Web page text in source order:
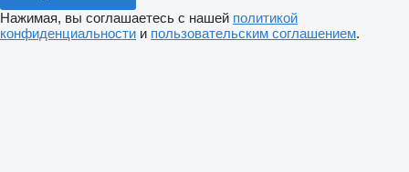
Нажимая, вы соглашаетесь с нашей политикой
конфиденциальности и пользовательским соглашением.